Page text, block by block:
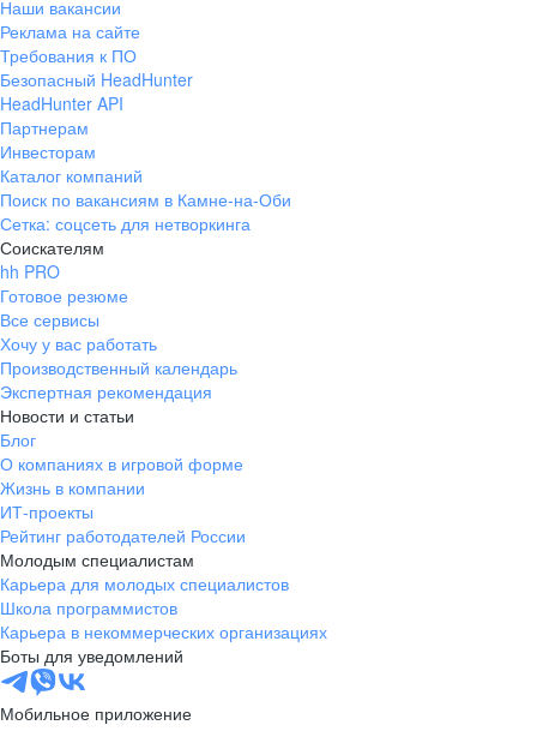
Наши вакансии
Реклама на сайте
Требования к ПО
Безопасный HeadHunter
HeadHunter API
Партнерам
Инвесторам
Каталог компаний
Поиск по вакансиям в Камне-на-Оби
Сетка: соцсеть для нетворкинга
Соискателям
hh PRO
Готовое резюме
Все сервисы
Хочу у вас работать
Производственный календарь
Экспертная рекомендация
Новости и статьи
Блог
О компаниях в игровой форме
Жизнь в компании
ИТ-проекты
Рейтинг работодателей России
Молодым специалистам
Карьера для молодых специалистов
Школа программистов
Карьера в некоммерческих организациях
Боты для уведомлений
Мобильное приложение